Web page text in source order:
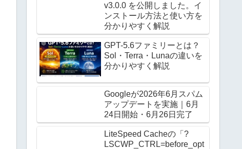
v3.0.0 を公開しました。イ
ンストール方法と使い方を
分かりやすく解説
GPT-5.6ファミリーとは？
Sol・Terra・Lunaの違いを
分かりやすく解説
Googleが2026年6月スパム
アップデートを実施｜6月
24日開始・6月26日完了
LiteSpeed Cacheの「?
LSCWP_CTRL=before_opt